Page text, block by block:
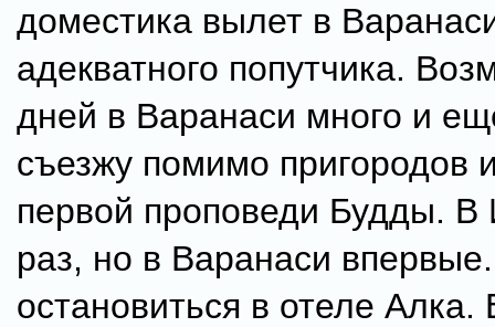
доместика вылет в
адекватного попутчика.
дней в Варанаси много и
съезжу помимо пригородов
первой проповеди Будды.
раз, но в Варанаси
остановиться в отеле Алка.